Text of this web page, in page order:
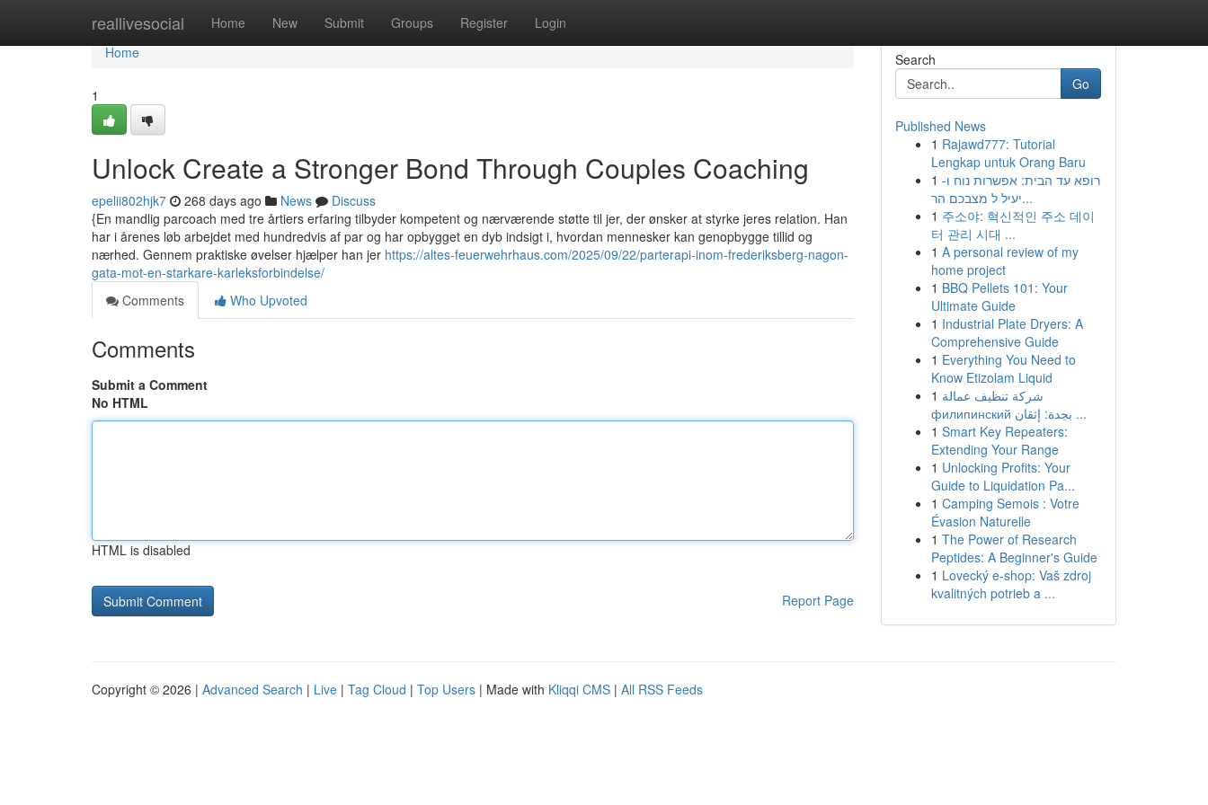
reallivesocial Home New Submit Groups Register Login
Home
Home
1
Unlock Create a Stronger Bond Through Couples Coaching
epelii802hjk7 268 days ago News
Discuss
{En mandlig parcoach med tre årtiers erfaring tilbyder kompetent og nærværende støtte til jer, der ønsker at styrke jeres relation. Han
har i årenes løb arbejdet med hundredvis af par og har opbygget en dyb indsigt i, hvordan mennesker kan genopbygge tillid og
nærhed. Gennem praktiske øvelser hjælper han jer https://altes-feuerwehrhaus.com/2025/09/22/parterapi-inom-frederiksberg-nagon-
gata-mot-en-starkare-karleksforbindelse/
Comments
Who Upvoted
Comments
Submit a Comment
No HTML
HTML is disabled
Report Page
Search
Go
Published News
1 Rajawd777: Tutorial
Lengkap untuk Orang Baru
1 רופא עד הבית: אפשרות נוח ו-
יעיל ל מצבכם הר...
1 주소야: 혁신적인 주소 데이
터 관리 시대 ...
1 A personal review of my
home project
1 BBQ Pellets 101: Your
Ultimate Guide
1 Industrial Plate Dryers: A
Comprehensive Guide
1 Everything You Need to
Know Etizolam Liquid
1 شركة تنظيف عمالة
филипинский بجدة: إتقان ...
1 Smart Key Repeaters:
Extending Your Range
1 Unlocking Profits: Your
Guide to Liquidation Pa...
1 Camping Semois : Votre
Évasion Naturelle
1 The Power of Research
Peptides: A Beginner's Guide
1 Lovecký e-shop: Vaš zdroj
kvalitných potrieb a ...
Copyright © 2026 | Advanced Search | Live | Tag Cloud | Top Users | Made with Kliqqi CMS | All RSS Feeds